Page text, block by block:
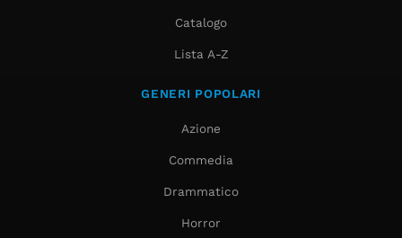
Catalogo
Lista A-Z
GENERI POPOLARI
Azione
Commedia
Drammatico
Horror